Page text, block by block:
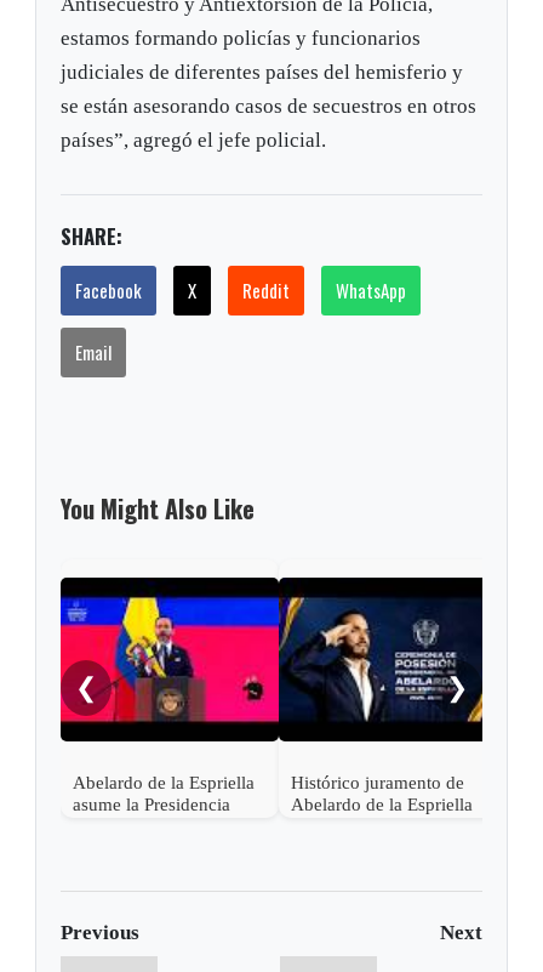
Antisecuestro y Antiextorsión de la Policía,
estamos formando policías y funcionarios
judiciales de diferentes países del hemisferio y
se están asesorando casos de secuestros en otros
países”, agregó el jefe policial.
SHARE:
Facebook X Reddit WhatsApp
Email
You Might Also Like
❮
Abelardo de la Espriella
asume la Presidencia
Histórico juramento de
Abelardo de la Espriella
❯
Previous Next